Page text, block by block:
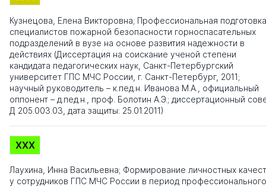
Кузнецова, Елена Викторовна; Профессиональная подготовка
специалистов пожарной безопасности горноспасательных
подразделений в вузе на основе развития надежности в
действиях (Диссертация на соискание ученой степени
кандидата педагогических наук, Санкт-Петербургский
университет ГПС МЧС России, г. Санкт-Петербург, 2011;
научный руководитель – к.пед.н. Иванова М.А., официальный
оппонент – д.пед.н., проф. Болотин А.Э.; диссертационный
Д 205.003.03, дата защиты: 25.01.2011)
XXX
Лаухина, Инна Васильевна; Формирование личностных
у сотрудников ГПС МЧС России в период профессионального